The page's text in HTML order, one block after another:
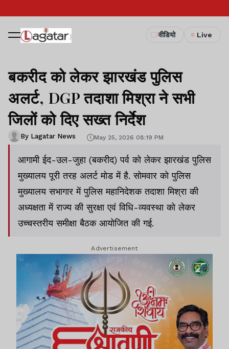
वीडियो Live
बकरीद को लेकर झारखंड पुलिस
अलर्ट, DGP तदाशा मिश्रा ने सभी
जिलों को दिए सख्त निर्देश
By Lagatar News May 25, 2026 08:19 PM
आगामी ईद-उल-जुहा (बकरीद) पर्व को लेकर झारखंड पुलिस
मुख्यालय पूरी तरह अलर्ट मोड में है. सोमवार को पुलिस
मुख्यालय सभागार में पुलिस महानिदेशक तदाशा मिश्रा की
अध्यक्षता में राज्य की सुरक्षा एवं विधि-व्यवस्था को लेकर
उच्चस्तरीय समीक्षा बैठक आयोजित की गई.
Advertisement